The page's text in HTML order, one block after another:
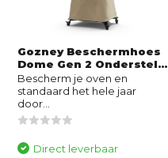
Gozney Beschermhoes
Dome Gen 2 Onderstel...
Bescherm je oven en
standaard het hele jaar
door...
Direct leverbaar